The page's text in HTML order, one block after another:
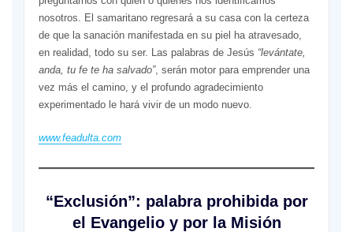
nosotros. El samaritano regresará a su casa con la certeza
de que la sanación manifestada en su piel ha atravesado,
en realidad, todo su ser. Las palabras de Jesús “levántate,
anda, tu fe te ha salvado”, serán motor para emprender una
vez más el camino, y el profundo agradecimiento
experimentado le hará vivir de un modo nuevo.
www.feadulta.com
“Exclusión”: palabra prohibida por
el Evangelio y por la Misión